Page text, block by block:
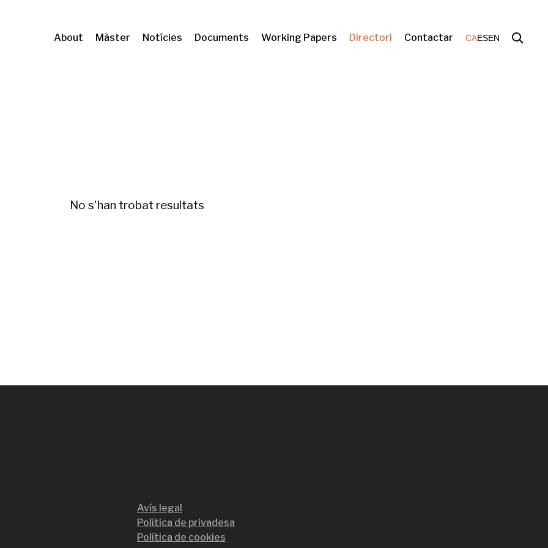
About Màster Notícies Documents Working Papers Directori Contactar CAESEN
No s'han trobat resultats
Avís legal
Política de privadesa
Política de cookies